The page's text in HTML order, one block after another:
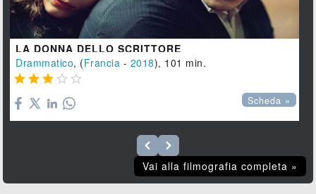
LA DONNA DELLO SCRITTORE
Drammatico, (Francia - 2018), 101 min.
    
Scheda »
Vai alla filmografia completa »